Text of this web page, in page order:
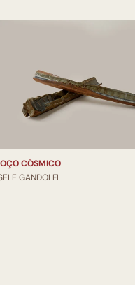
CÓSMICO
GANDOLFI